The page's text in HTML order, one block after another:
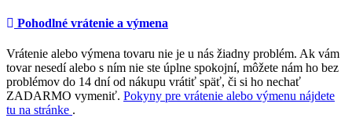
Pohodlné vrátenie a výmena
Vrátenie alebo výmena tovaru nie je u nás žiadny problém. Ak vám
tovar nesedí alebo s ním nie ste úplne spokojní, môžete nám ho bez
problémov do 14 dní od nákupu vrátiť späť, či si ho nechať
ZADARMO vymeniť. Pokyny pre vrátenie alebo výmenu nájdete
tu na stránke .